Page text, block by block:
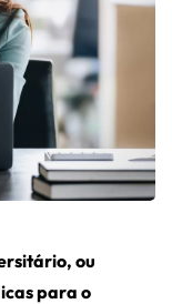
ou
para o